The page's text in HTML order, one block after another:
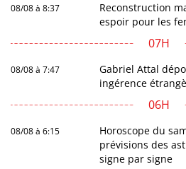
08/08 à 8:37
Reconstruction
espoir pour les
07H
08/08 à 7:47
Gabriel Attal
ingérence
06H
08/08 à 6:15
Horoscope du
prévisions des
signe par signe